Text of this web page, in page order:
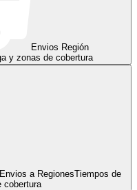
Envios Región
y zonas de cobertura
Envios a RegionesTiempos de
cobertura